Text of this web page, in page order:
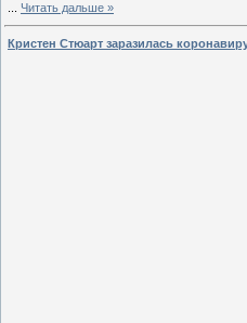
Читать дальше »
Кристен Стюарт заразилась